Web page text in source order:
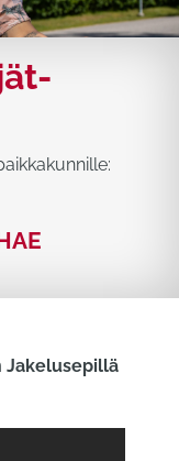
Jakelusepillä